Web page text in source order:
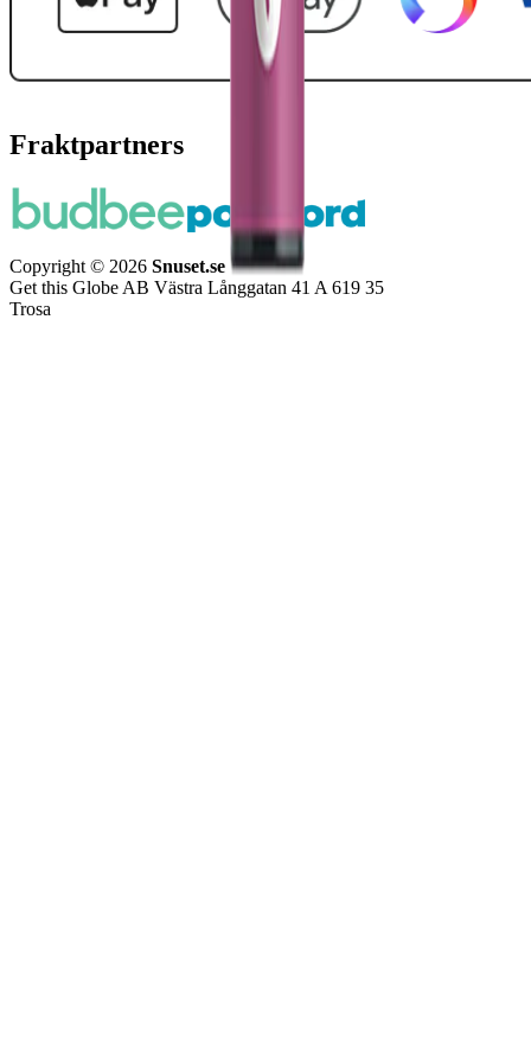
Fraktpartners
Copyright © 2026 Snuset.se
Get this Globe AB Västra Långgatan 41 A 619 35
Trosa